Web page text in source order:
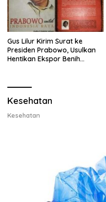
Gus Lilur Kirim Surat ke
Presiden Prabowo, Usulkan
Hentikan Ekspor Benih
Kesehatan
Kesehatan